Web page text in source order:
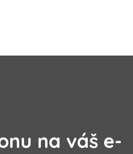
na váš e-